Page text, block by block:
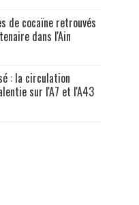
de cocaïne retrouvés
dans l'Ain
: la circulation
sur l'A7 et l'A43